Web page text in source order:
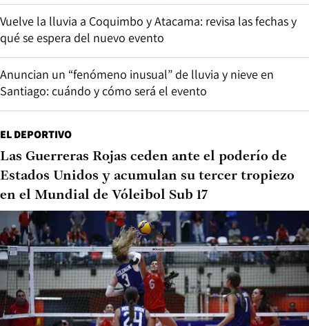
Vuelve la lluvia a Coquimbo y Atacama: revisa las fechas y
qué se espera del nuevo evento
Anuncian un “fenómeno inusual” de lluvia y nieve en
Santiago: cuándo y cómo será el evento
EL DEPORTIVO
Las Guerreras Rojas ceden ante el poderío de
Estados Unidos y acumulan su tercer tropiezo
en el Mundial de Vóleibol Sub 17